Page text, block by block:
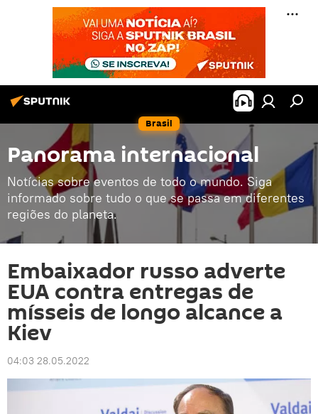
Brasil
Panorama internacional
Notícias sobre eventos de todo o mundo. Siga
informado sobre tudo o que se passa em diferentes
regiões do planeta.
Embaixador russo adverte
EUA contra entregas de
mísseis de longo alcance a
Kiev
04:03 28.05.2022